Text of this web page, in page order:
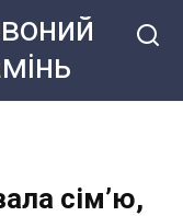
сім’ю,